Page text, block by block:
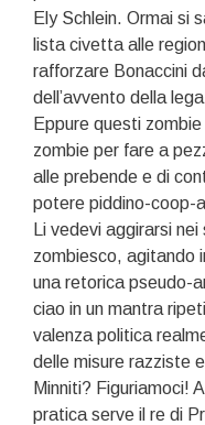
Ely Schlein. Ormai si
lista civetta alle
rafforzare Bonaccini
dell’avvento della
Eppure questi
zombie per fare a
alle prebende e di
potere piddino-coop-
Li vedevi aggirarsi
zombiesco, agitando
una retorica pseudo-
ciao in un mantra
valenza politica
delle misure razziste
Minniti? Figuriamoci!
pratica serve il re di